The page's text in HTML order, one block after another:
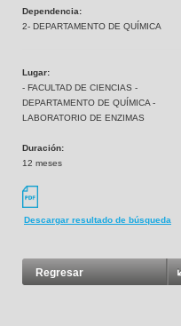
Dependencia:
2- DEPARTAMENTO DE QUÍMICA
Lugar:
- FACULTAD DE CIENCIAS -
DEPARTAMENTO DE QUÍMICA -
LABORATORIO DE ENZIMAS
Duración:
12 meses
Descargar resultado de búsqueda
Regresar